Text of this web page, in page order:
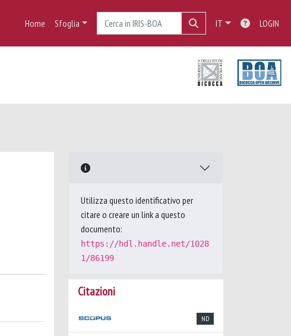
Home Sfoglia IT LOGIN
Utilizza questo identificativo per
citare o creare un link a questo
documento:
https://hdl.handle.net/1028
1/86199
Citazioni
ND